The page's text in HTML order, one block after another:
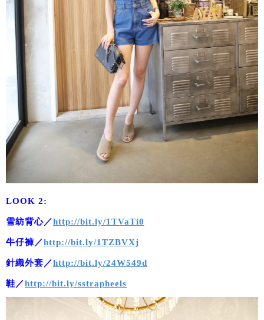
LOOK 2:
雪紡背心／http://bit.ly/1TVaTi0
牛仔褲／http://bit.ly/1TZBVXj
針織外套／http://bit.ly/24W549d
鞋／http://bit.ly/sstrapheels